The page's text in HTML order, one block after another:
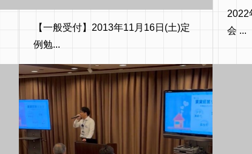
【一般受付】2013年11月16日(土)定
例勉...
2022
会 ...